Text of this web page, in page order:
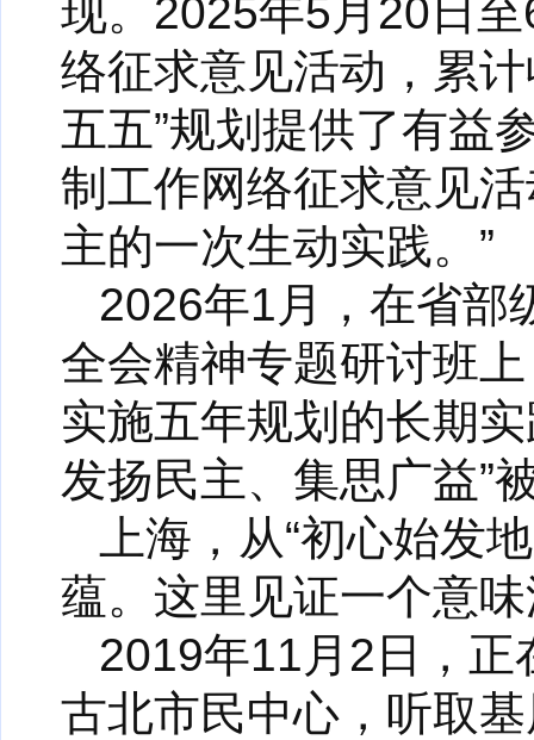
现。2025年5月20日
络征求意见活动，累
五五”规划提供了有益
制工作网络征求意见
主的一次生动实践。”
2026年1月，在省部
全会精神专题研讨班
实施五年规划的长期
发扬民主、集思广益”
上海，从“初心始发
蕴。这里见证一个意
2019年11月2日，
古北市民中心，听取